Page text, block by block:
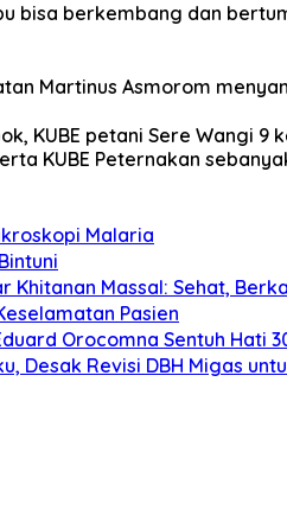
bisa berkembang dan
Martinus Asmorom
KUBE petani Sere Wangi
KUBE Peternakan
Malaria
Khitanan Massal: Sehat,
Pasien
Orocomna Sentuh Hati
Desak Revisi DBH Migas